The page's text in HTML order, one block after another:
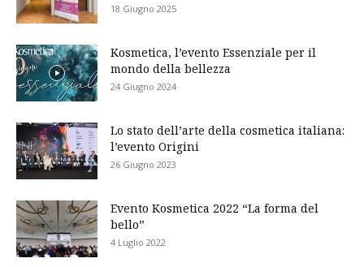
18 Giugno 2025
Kosmetica, l’evento Essenziale per il
mondo della bellezza
24 Giugno 2024
Lo stato dell’arte della cosmetica italiana:
l’evento Origini
26 Giugno 2023
Evento Kosmetica 2022 “La forma del
bello”
4 Luglio 2022